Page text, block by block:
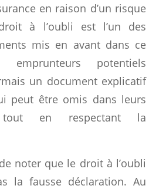
en raison d’un risque
à l’oubli est l’un des
mis en avant dans ce
emprunteurs potentiels
un document explicatif
peut être omis dans leurs
tout en respectant la
noter que le droit à l’oubli
la fausse déclaration. Au